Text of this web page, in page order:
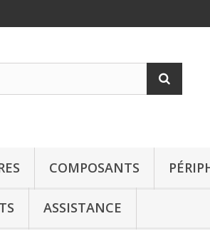
COMPOSANTS
ASSISTANCE